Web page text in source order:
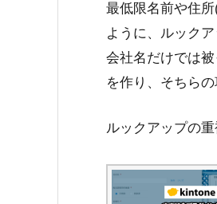
最低限名前や住
ように、ルック
会社名だけでは
を作り、そちら
ルックアップの